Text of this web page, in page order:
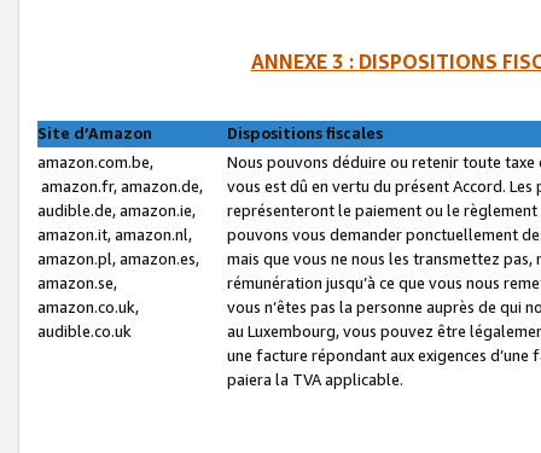
ANNEXE 3 : DISPOSITIONS
Site d’Amazon
Dispositions fiscales
amazon.com.be,
amazon.fr, amazon.de,
audible.de, amazon.ie,
amazon.it, amazon.nl,
amazon.pl, amazon.es,
amazon.se,
amazon.co.uk,
audible.co.uk
Nous pouvons déduire ou retenir toute
vous est dû en vertu du présent Accord.
représenteront le paiement ou le
pouvons vous demander ponctuellement
mais que vous ne nous les transmettez
rémunération jusqu’à ce que vous nous
vous n’êtes pas la personne auprès de qui
au Luxembourg, vous pouvez être
une facture répondant aux exigences
paiera la TVA applicable.